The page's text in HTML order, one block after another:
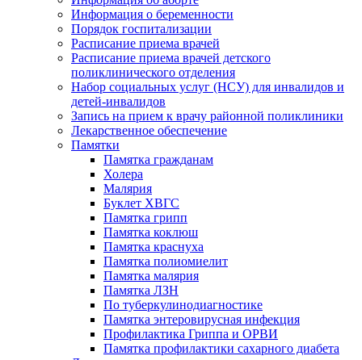
Информация о беременности
Порядок госпитализации
Расписание приема врачей
Расписание приема врачей детского
поликлинического отделения
Набор социальных услуг (НСУ) для инвалидов и
детей-инвалидов
Запись на прием к врачу районной поликлиники
Лекарственное обеспечение
Памятки
Памятка гражданам
Холера
Малярия
Буклет ХВГС
Памятка грипп
Памятка коклюш
Памятка краснуха
Памятка полиомиелит
Памятка малярия
Памятка ЛЗН
По туберкулинодиагностике
Памятка энтеровирусная инфекция
Профилактика Гриппа и ОРВИ
Памятка профилактики сахарного диабета